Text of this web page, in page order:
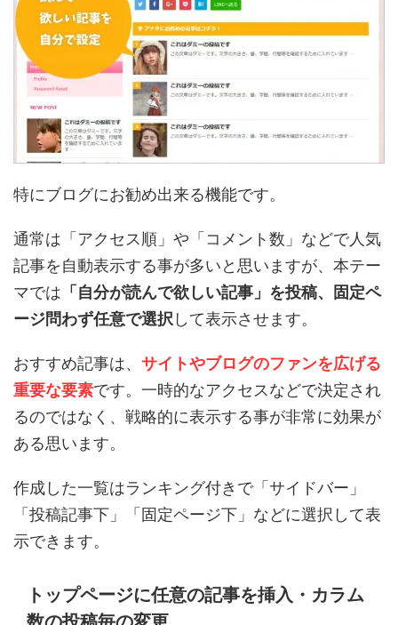
特にブログにお勧め出来る機能です。
通常は「アクセス順」や「コメント数」などで人気
記事を自動表示する事が多いと思いますが、本テー
マでは 「自分が読んで欲しい記事」を投稿、固定ペ
ージ問わず任意で選択して表示させます。
おすすめ記事は、 サイトやブログのファンを広げる
重要な要素です。一時的なアクセスなどで決定され
るのではなく、戦略的に表示する事が非常に効果が
ある思います。
作成した一覧はランキング付きで「サイドバー」
「投稿記事下」「固定ページ下」などに選択して表
示できます。
トップページに任意の記事を挿入・カラム